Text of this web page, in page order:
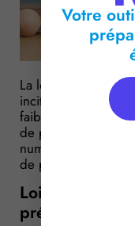
La loi de finances
incitative relative à
faibles émission,
de passager,
numérique… Des
de précisions :
Lois de
précisions
Votre